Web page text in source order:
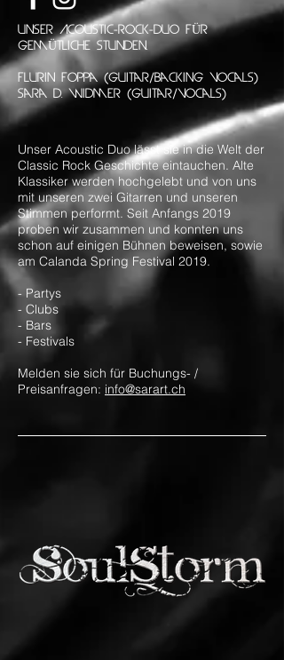
unser Acoustic-rock-duo fÜr
gemÜtliche stunden.
Flurin Foppa (Guitar/backing vocals)
sara d. widmer (guitar/vocals)
Unser Acoustic Duo lässt sie in die Welt der
Classic Rock Geschichte eintauchen. Alte
Klassiker werden hochgelebt und von uns
mit unseren zwei Gitarren und unseren
Stimmen performt. Seit Anfangs 2019
proben wir zusammen und konnten uns
schon auf einigen Bühnen beweisen, sowie
am Calanda Spring Festival 2019.
- Partys
- Clubs
- Bars
- Festivals
Melden sie sich für Buchungs- /
Preisanfragen: info@sarart.ch